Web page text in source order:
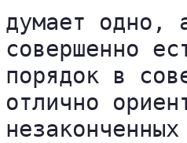
думает одно,
совершенно
порядок в
отлично